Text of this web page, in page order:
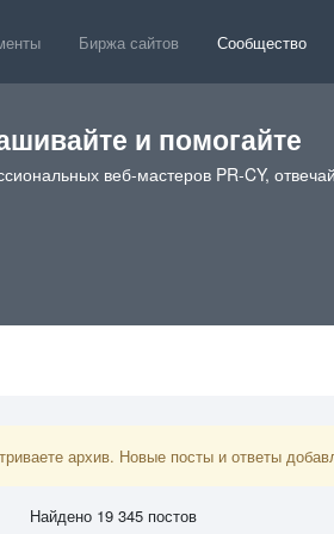
Биржа сайтов Сообщество
и помогайте
веб-мастеров PR-CY,
архив. Новые посты и ответы
Найдено 19 345 постов